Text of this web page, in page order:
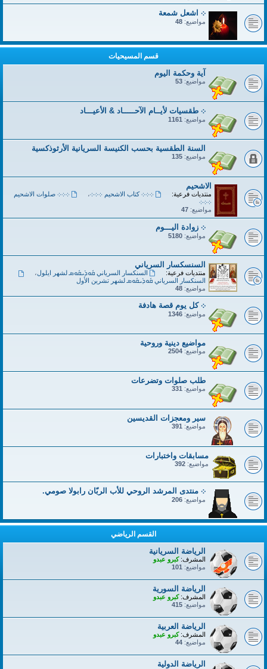
܀ اشعل شمعة
مواضيع: 48
قسم المسيحيات
آية وحكمة اليوم
مواضيع: 53
܀ طقسيات لأيــام الآحـــــاد & الأعيـــاد
مواضيع: 1161
السنة الطقسية بحسب الكنيسة السريانية الأرثوذكسية
مواضيع: 135
الاشحيم
منتديات فرعية: ܀܀܀ كتاب الاشحيم ܀܀܀،
܀܀܀ صلوات الاشحيم
܀܀܀
مواضيع: 47
܀ زوادة اليـــوم
مواضيع: 5180
السنسكسار السرياني
منتديات فرعية: السنكسار السرياني ܩܽܘܕܺܝܩܽܘܣ لشهر ايلول،
السنكسار السرياني ܩܽܘܕܺܝܩܽܘܣ لشهر تشرين الأول
مواضيع: 48
܀ كل يوم قصة هادفة
مواضيع: 1346
مواضيع دينية وروحية
مواضيع: 2504
طلب صلوات وتضرعات
مواضيع: 331
سير ومعجزات القديسين
مواضيع: 391
مسابقات واختبارات
مواضيع: 392
܀ منتدى المرشد الروحي للأب الربّان رابولا صومي.
مواضيع: 206
القسم الرياضي
الرياضة السريانية
المشرف: كبرو عبدو
مواضيع: 101
الرياضة السورية
المشرف: كبرو عبدو
مواضيع: 415
الرياضة العربية
المشرف: كبرو عبدو
مواضيع: 44
الرياضة الدولية